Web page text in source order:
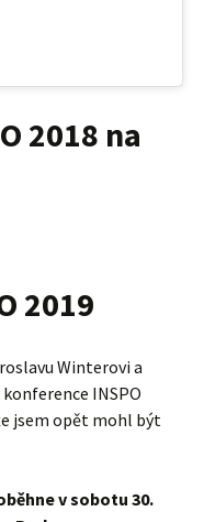
INSPO
v sobotu 30.
Praha.